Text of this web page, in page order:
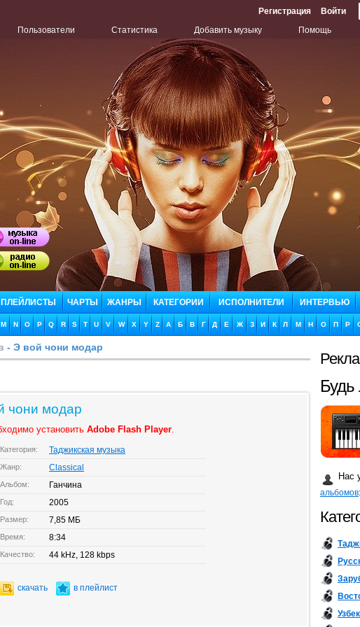
Регистрация
Войти
Пользователи Статистика Добавить музыку Помощь
ПЛЕЙЛИСТЫ ЧАРТЫ ЖАНРЫ КАТЕГОРИИ ИСПОЛНИТЕЛИ ИНТЕРВЬЮ
M N O P Q R S T U V W X Y Z А Б В Г Д Е Ж З И К Л М Н О П Р
- Э вой чони модар
чони модар
установить Adobe Flash Player.
Категория: Таджикская музыка
Жанр: Classical
Альбом: Ганчина
Год: 2005
Размер: 7,85 МБ
Время: 8:34
Качество: 44 kHz, 128 kbps
скачать в плейлист
Нас
альбомов: